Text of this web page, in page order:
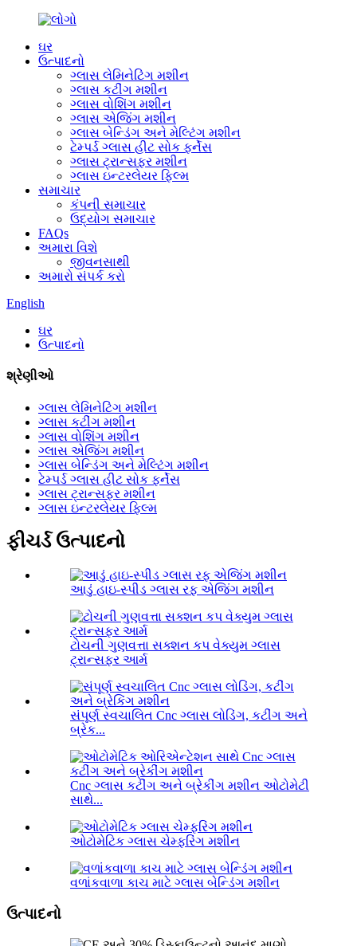
ઘર
ઉત્પાદનો
ગ્લાસ લેમિનેટિંગ મશીન
ગ્લાસ કટીંગ મશીન
ગ્લાસ વોશિંગ મશીન
ગ્લાસ એજિંગ મશીન
ગ્લાસ બેન્ડિંગ અને મેલ્ટિંગ મશીન
ટેમ્પર્ડ ગ્લાસ હીટ સોક ફર્નેસ
ગ્લાસ ટ્રાન્સફર મશીન
ગ્લાસ ઇન્ટરલેયર ફિલ્મ
સમાચાર
કંપની સમાચાર
ઉદ્યોગ સમાચાર
FAQs
અમારા વિશે
જીવનસાથી
અમારો સંપર્ક કરો
English
ઘર
ઉત્પાદનો
શ્રેણીઓ
ગ્લાસ લેમિનેટિંગ મશીન
ગ્લાસ કટીંગ મશીન
ગ્લાસ વોશિંગ મશીન
ગ્લાસ એજિંગ મશીન
ગ્લાસ બેન્ડિંગ અને મેલ્ટિંગ મશીન
ટેમ્પર્ડ ગ્લાસ હીટ સોક ફર્નેસ
ગ્લાસ ટ્રાન્સફર મશીન
ગ્લાસ ઇન્ટરલેયર ફિલ્મ
ફીચર્ડ ઉત્પાદનો
આડું હાઇ-સ્પીડ ગ્લાસ રફ એજિંગ મશીન
ટોચની ગુણવત્તા સક્શન કપ વેક્યુમ ગ્લાસ
ટ્રાન્સફર આર્મ
સંપૂર્ણ સ્વચાલિત Cnc ગ્લાસ લોડિંગ, કટીંગ અને
બ્રેક...
Cnc ગ્લાસ કટીંગ અને બ્રેકીંગ મશીન ઓટોમેટી
સાથે...
ઓટોમેટિક ગ્લાસ ચેમ્ફરિંગ મશીન
વળાંકવાળા કાચ માટે ગ્લાસ બેન્ડિંગ મશીન
ઉત્પાદનો